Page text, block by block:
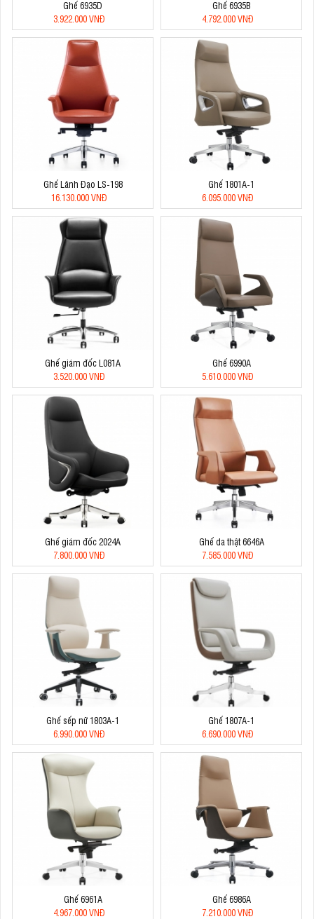
Ghế 6935D
3.922.000 VNĐ
Ghế 6935B
4.792.000 VNĐ
Ghế Lãnh Đạo LS-198
16.130.000 VNĐ
Ghế 1801A-1
6.095.000 VNĐ
Ghế giám đốc L081A
3.520.000 VNĐ
Ghế 6990A
5.610.000 VNĐ
Ghế giám đốc 2024A
7.800.000 VNĐ
Ghế da thật 6646A
7.585.000 VNĐ
Ghế sếp nữ 1803A-1
6.990.000 VNĐ
Ghế 1807A-1
6.690.000 VNĐ
Ghế 6961A
4.967.000 VNĐ
Ghế 6986A
7.210.000 VNĐ